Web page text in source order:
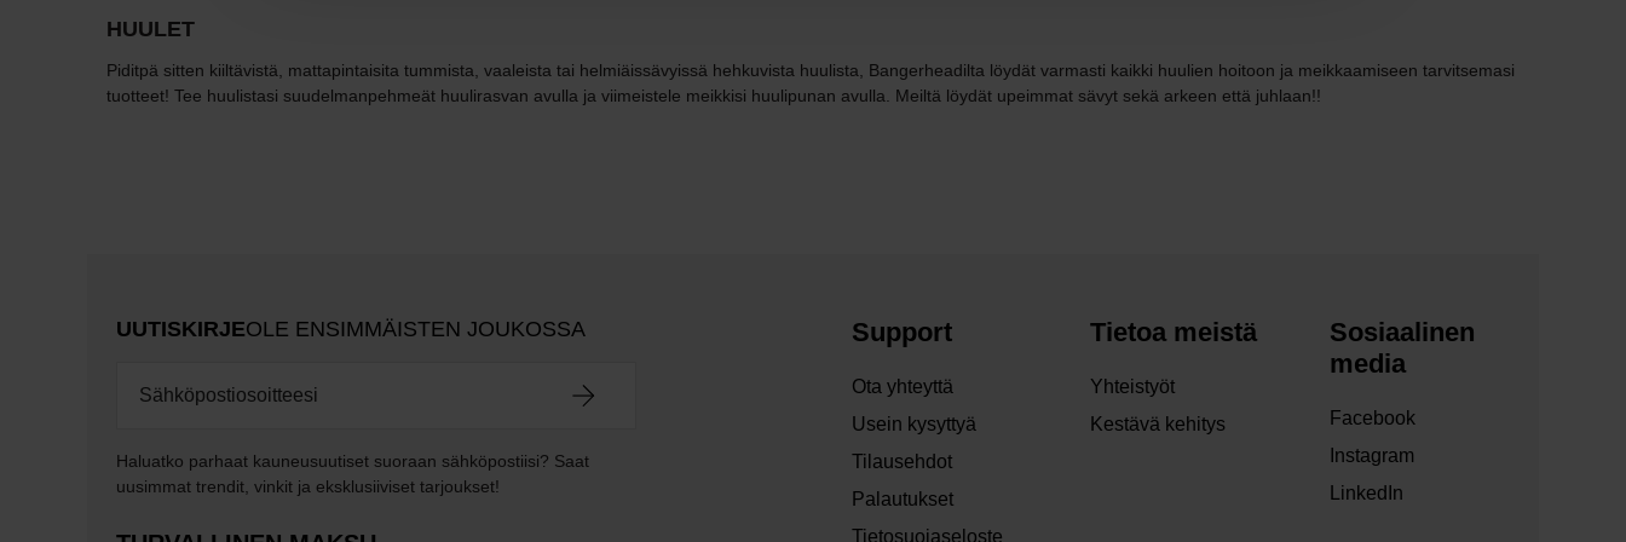
HUULET
Piditpä sitten kiiltävistä, mattapintaisita tummista, vaaleista tai helmiäissävyissä hehkuvista huulista, Bangerheadilta löydät varmasti kaikki huulien hoitoon ja meikkaamiseen tarvitsemasi
tuotteet! Tee huulistasi suudelmanpehmeät huulirasvan avulla ja viimeistele meikkisi huulipunan avulla. Meiltä löydät upeimmat sävyt sekä arkeen että juhlaan!!
UUTISKIRJEOLE ENSIMMÄISTEN JOUKOSSA
Haluatko parhaat kauneusuutiset suoraan sähköpostiisi? Saat
uusimmat trendit, vinkit ja eksklusiiviset tarjoukset!
Support
Ota yhteyttä
Usein kysyttyä
Tilausehdot
Palautukset
Tietosuojaseloste
Tietoa meistä
Yhteistyöt
Kestävä kehitys
Sosiaalinen
media
Facebook
Instagram
LinkedIn